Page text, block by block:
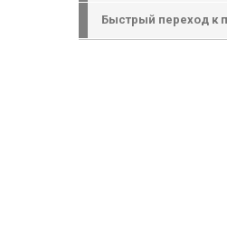
Быстрый переход к